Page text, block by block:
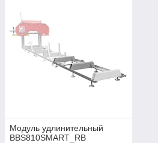
Модуль удлинительный
BBS810SMART_RB